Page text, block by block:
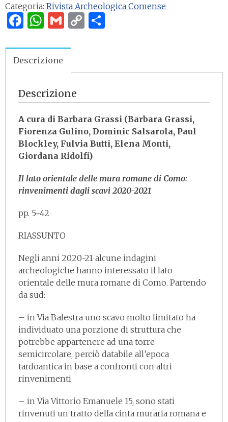
N.
206,
2024
Categoria: Rivista Archeologica Comense
Facebook
WhatsApp
Gmail
Copy
Descrizione
Descrizione
A cura di Barbara Grassi (Barbara Grassi,
Fiorenza Gulino, Dominic Salsarola, Paul
Blockley, Fulvia Butti, Elena Monti,
Giordana Ridolfi)
Il lato orientale delle mura romane di Como:
rinvenimenti dagli scavi 2020-2021
pp. 5-42
RIASSUNTO
Negli anni 2020-21 alcune indagini
archeologiche hanno interessato il lato
orientale delle mura romane di Como. Partendo
da sud:
– in Via Balestra uno scavo molto limitato ha
individuato una porzione di struttura che
potrebbe appartenere ad una torre
semicircolare, perciò databile all’epoca
tardoantica in base a confronti con altri
rinvenimenti
– in Via Vittorio Emanuele 15, sono stati
rinvenuti un tratto della cinta muraria romana e